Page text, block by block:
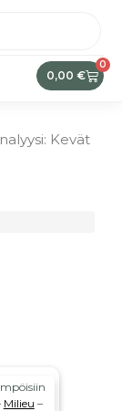
0,00 €
0
Kevät
Milieu –